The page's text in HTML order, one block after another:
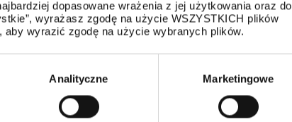
dopasowane wrażenia z jej użytkowania oraz do
wyrażasz zgodę na użycie WSZYSTKICH plików
wyrazić zgodę na użycie wybranych plików.
Analityczne Marketingowe